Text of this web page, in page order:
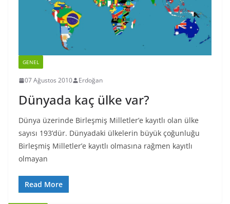
GENEL
07 Ağustos 2010 Erdoğan
Dünyada kaç ülke var?
Dünya üzerinde Birleşmiş Milletler’e kayıtlı olan ülke
sayısı 193’dür. Dünyadaki ülkelerin büyük çoğunluğu
Birleşmiş Milletler’e kayıtlı olmasına rağmen kayıtlı
olmayan
Read More